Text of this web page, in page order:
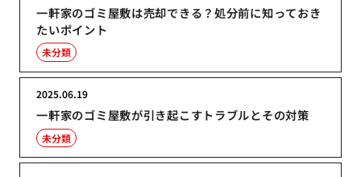
一軒家のゴミ屋敷は売却できる？処分前に知っておき
たいポイント
未分類
一軒家のゴミ屋敷が引き起こすトラブルとその対策
2025.06.19
未分類